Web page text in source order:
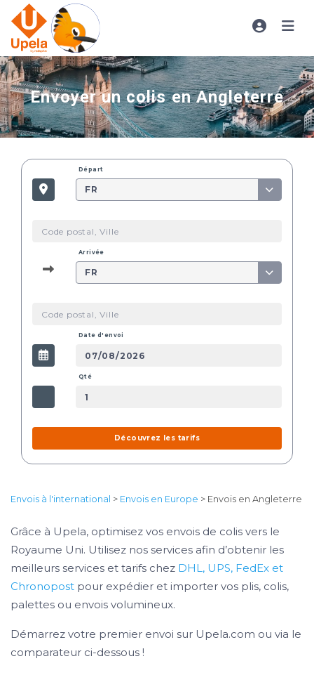
Envoyer un colis en Angleterre
Départ
FR
Arrivée
FR
Date d'envoi
Qté
Découvrez les tarifs
Envois à l'international > Envois en Europe > Envois en Angleterre
Grâce à Upela, optimisez vos envois de colis vers le
Royaume Uni. Utilisez nos services afin d’obtenir les
meilleurs services et tarifs chez DHL, UPS, FedEx et
Chronopost pour expédier et importer vos plis, colis,
palettes ou envois volumineux.
Démarrez votre premier envoi sur Upela.com ou via le
comparateur ci-dessous !